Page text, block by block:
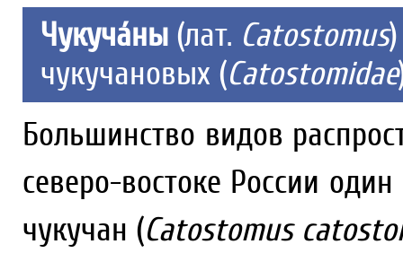
Чукуча́ны (лат. Catostomus
чукучановых (Catostomidae
Большинство видов
северо-востоке России
чукучан (Catostomus